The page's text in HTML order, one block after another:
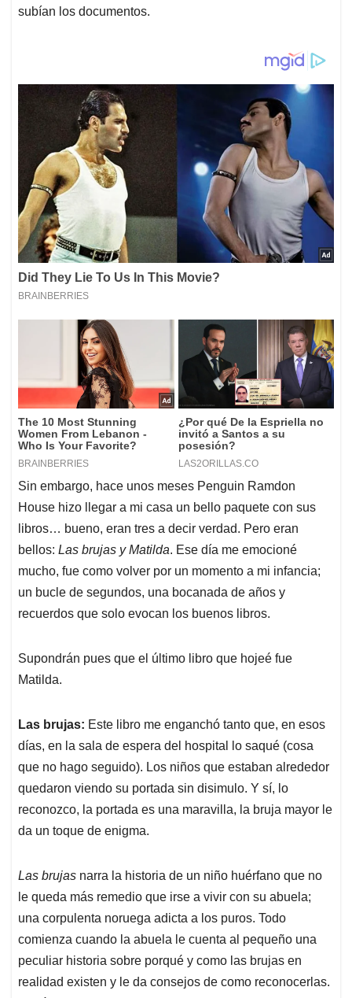
subían los documentos.
Sin embargo, hace unos meses Penguin Ramdon
House hizo llegar a mi casa un bello paquete con sus
libros… bueno, eran tres a decir verdad. Pero eran
bellos: Las brujas y Matilda. Ese día me emocioné
mucho, fue como volver por un momento a mi infancia;
un bucle de segundos, una bocanada de años y
recuerdos que solo evocan los buenos libros.
Supondrán pues que el último libro que hojeé fue
Matilda.
Las brujas: Este libro me enganchó tanto que, en esos
días, en la sala de espera del hospital lo saqué (cosa
que no hago seguido). Los niños que estaban alrededor
quedaron viendo su portada sin disimulo. Y sí, lo
reconozco, la portada es una maravilla, la bruja mayor le
da un toque de enigma.
Las brujas narra la historia de un niño huérfano que no
le queda más remedio que irse a vivir con su abuela;
una corpulenta noruega adicta a los puros. Todo
comienza cuando la abuela le cuenta al pequeño una
peculiar historia sobre porqué y como las brujas en
realidad existen y le da consejos de como reconocerlas.